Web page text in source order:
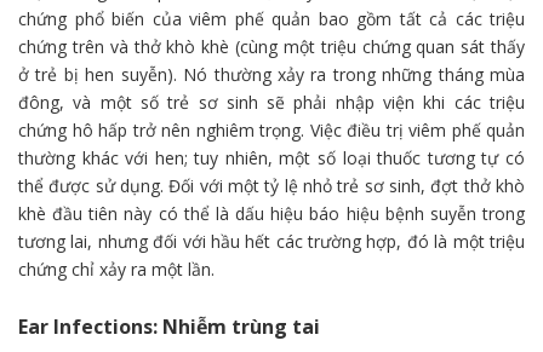
chứng phổ biến của viêm phế quản bao gồm tất cả các triệu
chứng trên và thở khò khè (cùng một triệu chứng quan sát thấy
ở trẻ bị hen suyễn). Nó thường xảy ra trong những tháng mùa
đông, và một số trẻ sơ sinh sẽ phải nhập viện khi các triệu
chứng hô hấp trở nên nghiêm trọng. Việc điều trị viêm phế quản
thường khác với hen; tuy nhiên, một số loại thuốc tương tự có
thể được sử dụng. Đối với một tỷ lệ nhỏ trẻ sơ sinh, đợt thở khò
khè đầu tiên này có thể là dấu hiệu báo hiệu bệnh suyễn trong
tương lai, nhưng đối với hầu hết các trường hợp, đó là một triệu
chứng chỉ xảy ra một lần.
Ear Infections: Nhiễm trùng tai